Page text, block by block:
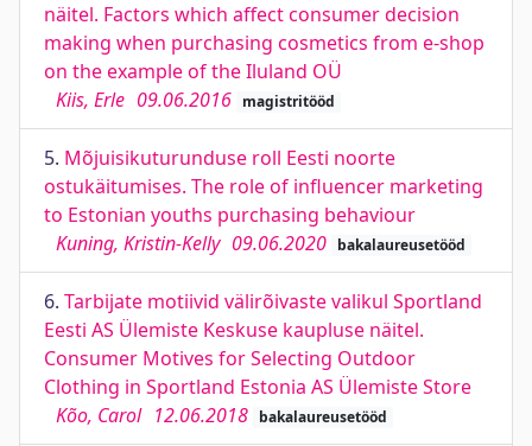
näitel. Factors which affect consumer decision
making when purchasing cosmetics from e-shop
on the example of the Iluland OÜ
Kiis, Erle 09.06.2016 magistritööd
5. Mõjuisikuturunduse roll Eesti noorte
ostukäitumises. The role of influencer marketing
to Estonian youths purchasing behaviour
Kuning, Kristin-Kelly 09.06.2020 bakalaureusetööd
6. Tarbijate motiivid välirõivaste valikul Sportland
Eesti AS Ülemiste Keskuse kaupluse näitel.
Consumer Motives for Selecting Outdoor
Clothing in Sportland Estonia AS Ülemiste Store
Kõo, Carol 12.06.2018 bakalaureusetööd